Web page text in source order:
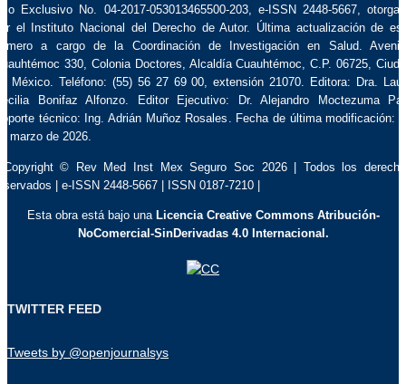
Exclusivo No. 04-2017-053013465500-203, e-ISSN 2448-5667,
el Instituto Nacional del Derecho de Autor. Última actualización de
a cargo de la Coordinación de Investigación en Salud.
330, Colonia Doctores, Alcaldía Cuauhtémoc, C.P. 06725,
México. Teléfono: (55) 56 27 69 00, extensión 21070. Editora: Dra.
Bonifaz Alfonzo. Editor Ejecutivo: Dr. Alejandro Moctezuma
técnico: Ing. Adrián Muñoz Rosales. Fecha de última modificación:
marzo de 2026.
© Rev Med Inst Mex Seguro Soc 2026 | Todos los
| e-ISSN 2448-5667 | ISSN 0187-7210 |
Esta obra está bajo una Licencia Creative Commons Atribución-
NoComercial-SinDerivadas 4.0 Internacional.
TWITTER FEED
Tweets by @openjournalsys